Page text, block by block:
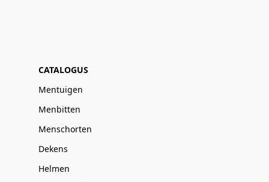
CATALOGUS
Mentuigen
Menbitten
Menschorten
Dekens
Helmen